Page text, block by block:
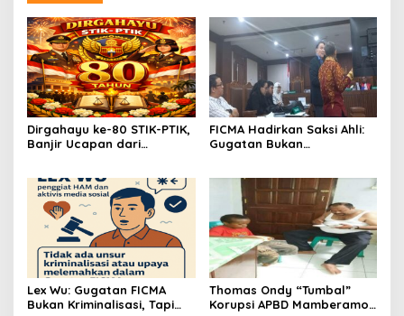
Dirgahayu ke-80 STIK-PTIK,
Banjir Ucapan dari
FICMA Hadirkan Saksi Ahli:
Gugatan Bukan
Lex Wu: Gugatan FICMA
Bukan Kriminalisasi, Tapi
Thomas Ondy “Tumbal”
Korupsi APBD Mamberamo